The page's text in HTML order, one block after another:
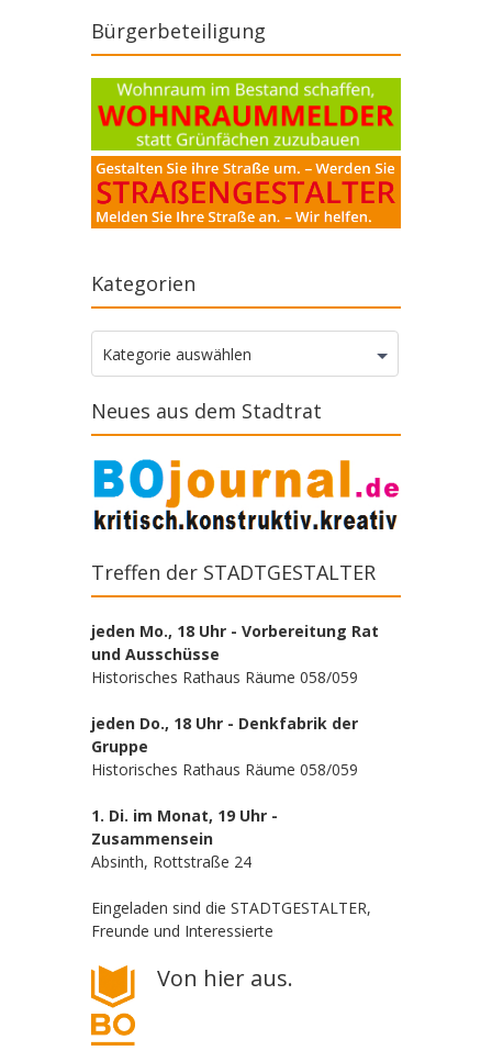
Bürgerbeteiligung
Kategorien
Kategorien
Kategorie auswählen
Neues aus dem Stadtrat
Treffen der STADTGESTALTER
jeden Mo., 18 Uhr - Vorbereitung Rat
und Ausschüsse
Historisches Rathaus Räume 058/059
jeden Do., 18 Uhr - Denkfabrik der
Gruppe
Historisches Rathaus Räume 058/059
1. Di. im Monat, 19 Uhr -
Zusammensein
Absinth, Rottstraße 24
Eingeladen sind die STADTGESTALTER,
Freunde und Interessierte
Von hier aus.